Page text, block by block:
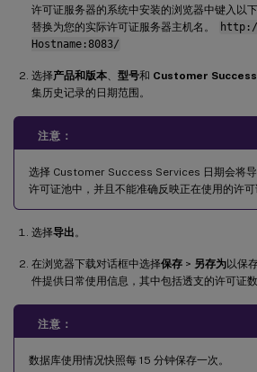
许可证服务器的系统中安装的浏览器中键入以
替换为您的实际许可证服务器主机名。
Hostname:8083/
选择产品和版本、 型号和 Customer
集历史记录的日期范围。
注意：
选择 Customer Success Services 日期会将导
许可证池中，并且不能准确反映正在使用的许可
选择导出。
在浏览器下载对话框中选择保存 > 另存为以保
件提供日常使用信息，其中包括透支的许可证数
注意：
数据库使用情况快照每 15 分钟保存一次。